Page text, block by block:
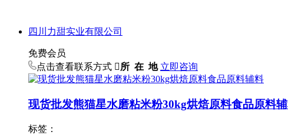
四川力甜实业有限公司
免费会员
点击查看联系方式 所 在 地 立即咨询
现货批发熊猫星水磨粘米粉30kg烘焙原料食品原料
标签：